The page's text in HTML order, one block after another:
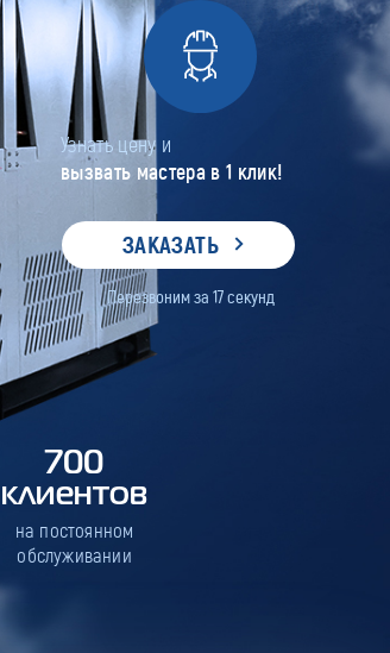
Узнать цену и
вызвать мастера в 1 клик!
ЗАКАЗАТЬ
Перезвоним за 17секунд
700
клиентов
на постоянном
обслуживании